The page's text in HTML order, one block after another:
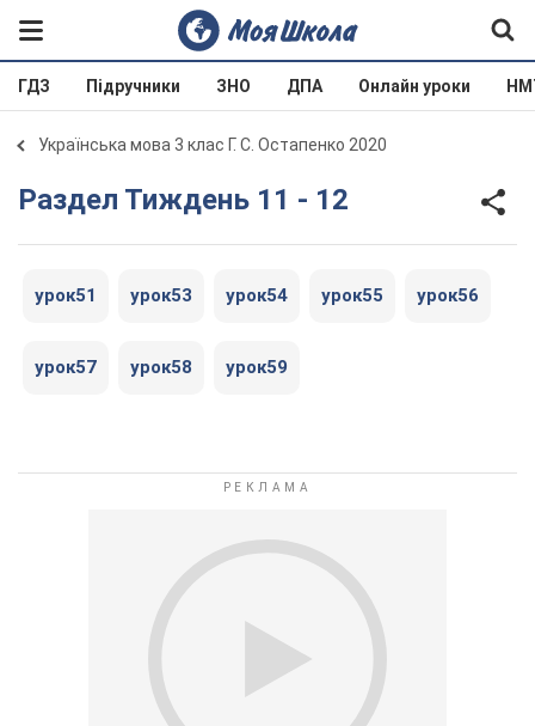
ГДЗ Підручники ЗНО ДПА Онлайн уроки
Українська мова 3 клас Г. С. Остапенко 2020
Раздел Тиждень 11 - 12
урок51 урок53 урок54 урок55 урок56
урок57 урок58 урок59